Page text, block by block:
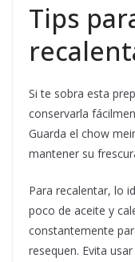
Tips
Si te sobra esta
conservarla
Guarda el chow
mantener su
Para recalentar, lo
poco de aceite y
constantemente
resequen. Evita